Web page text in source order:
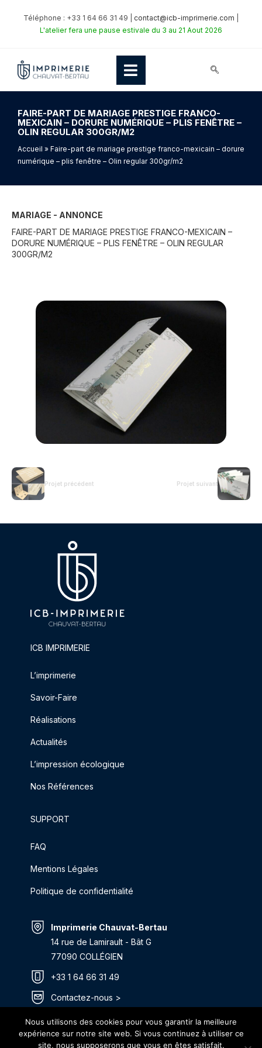
Téléphone : +33 1 64 66 31 49 | contact@icb-imprimerie.com
L'atelier fera une pause estivale du 3 au 21 Aout 2026
FAIRE-PART DE MARIAGE PRESTIGE FRANCO-
MEXICAIN – DORURE NUMÉRIQUE – PLIS FENÊTRE –
OLIN REGULAR 300GR/M2
Accueil » Faire-part de mariage prestige franco-mexicain – dorure
numérique – plis fenêtre – Olin regular 300gr/m2
MARIAGE - ANNONCE
FAIRE-PART DE MARIAGE PRESTIGE FRANCO-MEXICAIN –
DORURE NUMÉRIQUE – PLIS FENÊTRE – OLIN REGULAR
300GR/M2
Projet précédent Projet suivant
ICB IMPRIMERIE
L’imprimerie
Savoir-Faire
Réalisations
Actualités
L’impression écologique
Nos Références
SUPPORT
FAQ
Mentions Légales
Politique de confidentialité
Imprimerie Chauvat-Bertau
14 rue de Lamirault - Bât G
77090 COLLÉGIEN
+33 1 64 66 31 49
Contactez-nous >
Itinéraire >
Nous utilisons des cookies pour vous garantir la meilleure
expérience sur notre site web. Si vous continuez à utiliser ce
site, nous supposerons que vous en êtes satisfait.